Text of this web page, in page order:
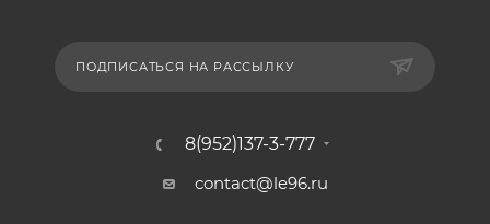
ПОДПИСАТЬСЯ НА РАССЫЛКУ
8(952)137-3-777
contact@le96.ru